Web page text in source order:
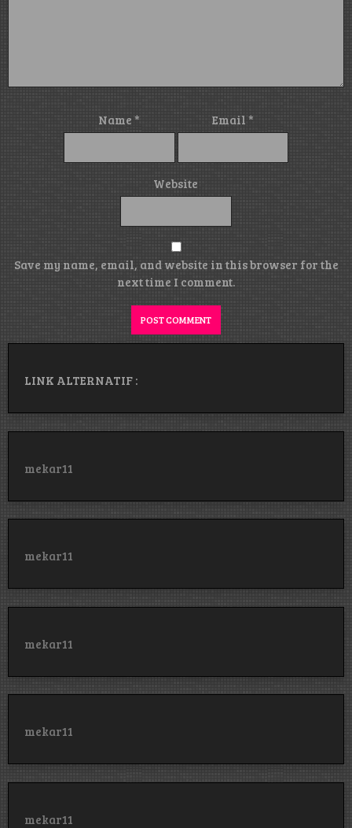
Name* Email *
Website
Save my name, email, and website in this browser for the
next time I comment.
LINK ALTERNATIF :
mekar11
mekar11
mekar11
mekar11
mekar11